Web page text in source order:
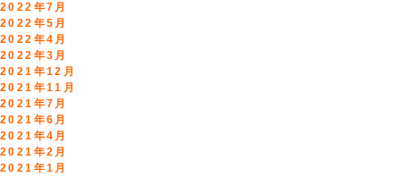
2022年7月
2022年5月
2022年4月
2022年3月
2021年12月
2021年11月
2021年7月
2021年6月
2021年4月
2021年2月
2021年1月